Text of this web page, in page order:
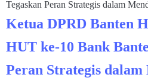
Ketua DPRD Banten
HUT ke-10 Bank
Peran Strategis dalam